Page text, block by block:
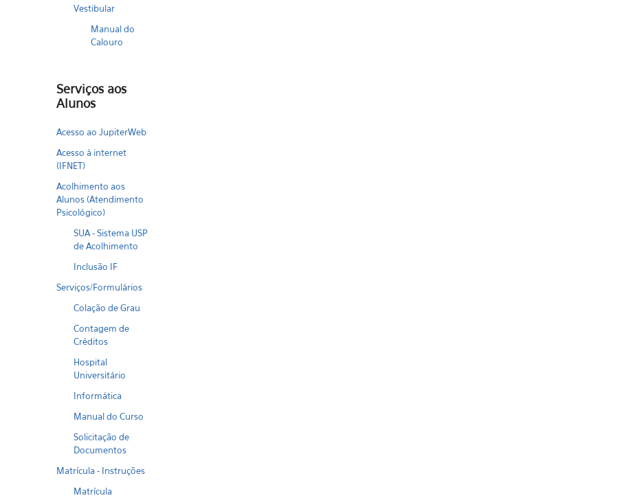
Vestibular
Manual do
Calouro
Serviços aos
Alunos
Acesso ao JupiterWeb
Acesso à internet
(IFNET)
Acolhimento aos
Alunos (Atendimento
Psicológico)
SUA - Sistema USP
de Acolhimento
Inclusão IF
Serviços/Formulários
Colação de Grau
Contagem de
Créditos
Hospital
Universitário
Informática
Manual do Curso
Solicitação de
Documentos
Matrícula - Instruções
Matrícula